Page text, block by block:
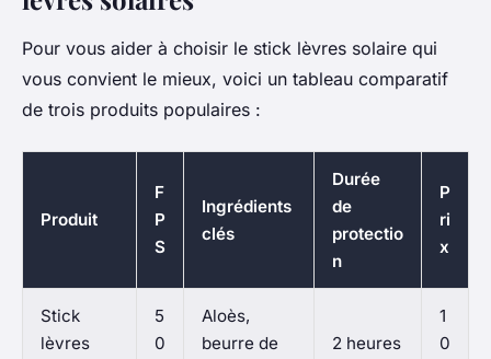
Pour vous aider à choisir le stick lèvres solaire qui
vous convient le mieux, voici un tableau comparatif
de trois produits populaires :
Produit
F
P
S
Ingrédients
clés
Durée
de
protectio
n
P
ri
x
Stick
lèvres
5
0
Aloès,
beurre de
2 heures
1
0